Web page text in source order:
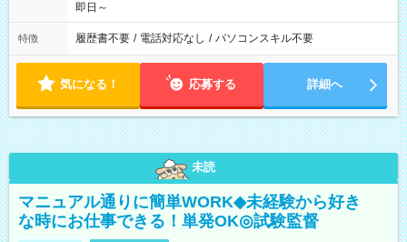
即日～
特徴 履歴書不要 / 電話対応なし / パソコンスキル不要
気になる！ 応募する 詳細へ
未読
マニュアル通りに簡単WORK◆未経験から好き
な時にお仕事できる！単発OK◎試験監督